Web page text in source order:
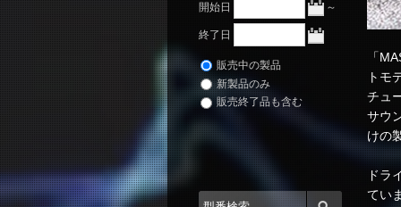
「
トモ
チュ
サウ
けの
ドラ
てい
開始日 ～
終了日
販売中の製品
新製品のみ
販売終了品も含む